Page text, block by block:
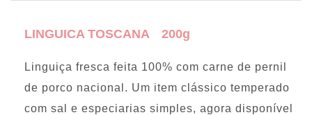
LINGUICA TOSCANA 200g
Linguiça fresca feita 100% com carne de pernil
de porco nacional. Um item clássico temperado
com sal e especiarias simples, agora disponível